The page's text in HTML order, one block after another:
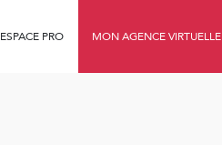
ESPACE PRO MON AGENCE VIRTUELLE